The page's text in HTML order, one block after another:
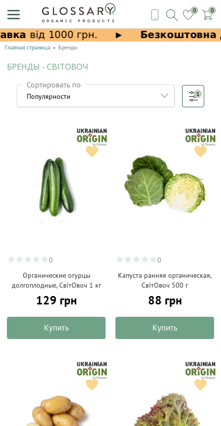
0 0
Главная страница Бренды
БРЕНДЫ - СВІТОВОЧ
Сортировать по
1
0
Органические огурцы
долгоплодные, СвітОвоч 1 кг
129 грн
Купить
0
Капуста ранняя органическая,
СвітОвоч 500 г
88 грн
Купить